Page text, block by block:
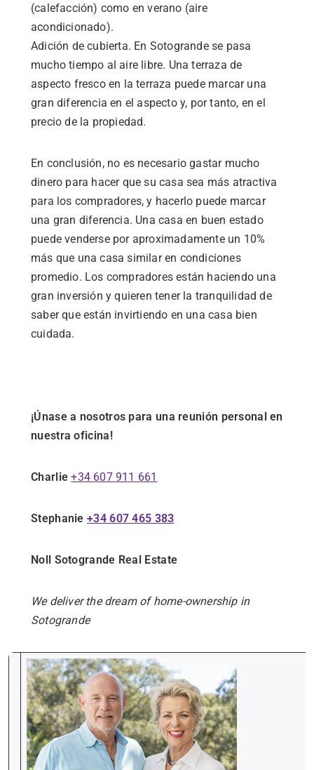
(calefacción) como en verano (aire
acondicionado).
Adición de cubierta. En Sotogrande se pasa
mucho tiempo al aire libre. Una terraza de
aspecto fresco en la terraza puede marcar una
gran diferencia en el aspecto y, por tanto, en el
precio de la propiedad.
En conclusión, no es necesario gastar mucho
dinero para hacer que su casa sea más atractiva
para los compradores, y hacerlo puede marcar
una gran diferencia. Una casa en buen estado
puede venderse por aproximadamente un 10%
más que una casa similar en condiciones
promedio. Los compradores están haciendo una
gran inversión y quieren tener la tranquilidad de
saber que están invirtiendo en una casa bien
cuidada.
¡Únase a nosotros para una reunión personal en
nuestra oficina!
Charlie+34 607 911 661
Stephanie+34 607 465 383
Noll Sotogrande Real Estate
We deliver the dream of home-ownership in
Sotogrande